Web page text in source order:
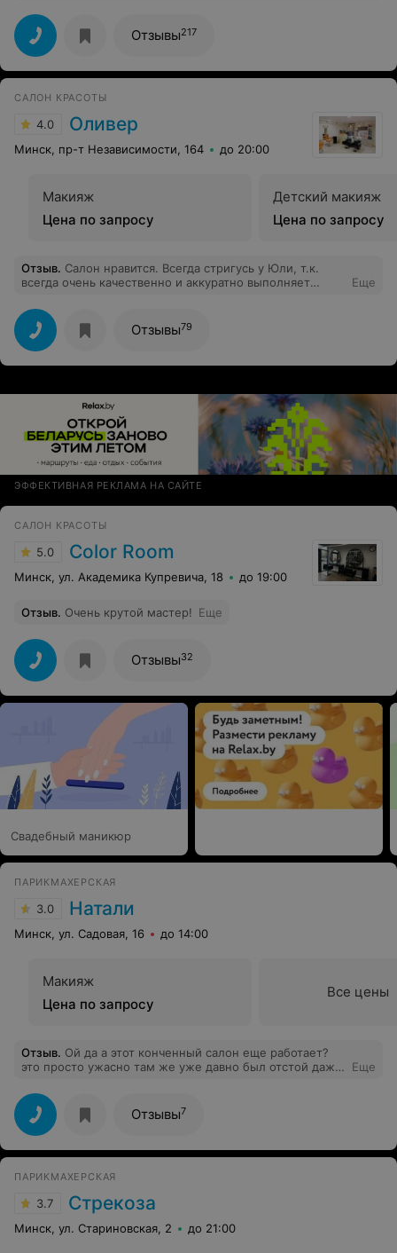
Отзывы217
САЛОН КРАСОТЫ
4.0 Оливер
Минск, пр-т Независимости, 164 до 20:00
Макияж
Цена по запросу
Детский макияж
Цена по запросу
Отзыв. Салон нравится. Всегда стригусь у Юли, т.к.
всегда очень качественно и аккуратно выполняет
от нее жду. Остальные парикмахеры тоже неплохие,
но ей немного уступают в качестве работы. Хороший
солярий - доступные цены и хорошие лампы.
Единственное НО в последнее время: не всегда на
месте есть одновременно ватные спонжи и молочко
спонжей и наоборот? Или у Вас клиенты уже все
домой несут? =)
Еще
Отзывы79
ЭФФЕКТИВНАЯ РЕКЛАМА НА САЙТЕ
САЛОН КРАСОТЫ
5.0 Color Room
Минск, ул. Академика Купревича, 18 до 19:00
Отзыв. Очень крутой мастер! Еще
Отзывы32
Свадебный маникюр
ПАРИКМАХЕРСКАЯ
3.0 Натали
Минск, ул. Садовая, 16 до 14:00
Макияж
Цена по запросу
Все цены
Отзыв. Ой да а этот конченный салон еще работает?
это просто ужасно там же уже давно был отстой даже
маникюра нет
Еще
Отзывы7
ПАРИКМАХЕРСКАЯ
3.7 Стрекоза
Минск, ул. Стариновская, 2 до 21:00